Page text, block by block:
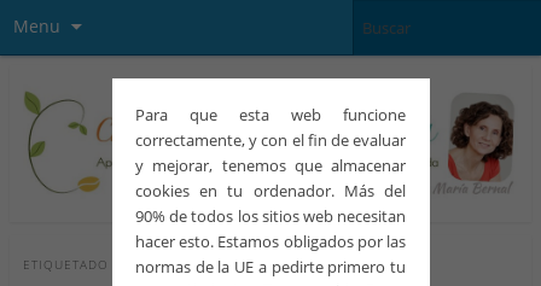
Para que esta web funcione
correctamente, y con el fin de evaluar
y mejorar, tenemos que almacenar
cookies en tu ordenador. Más del
90% de todos los sitios web necesitan
hacer esto. Estamos obligados por las
normas de la UE a pedirte primero tu
Menu
ETIQUETADO CONCHUPETES